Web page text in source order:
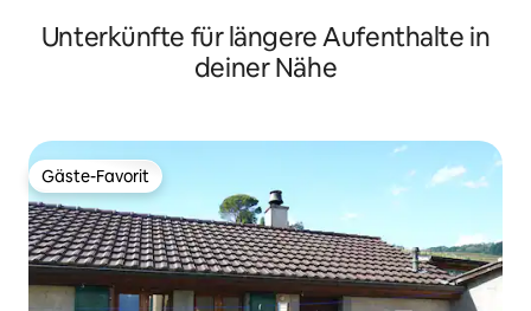
Unterkünfte für längere Aufenthalte in
deiner Nähe
Gäste-Favorit
Gäste-Favorit